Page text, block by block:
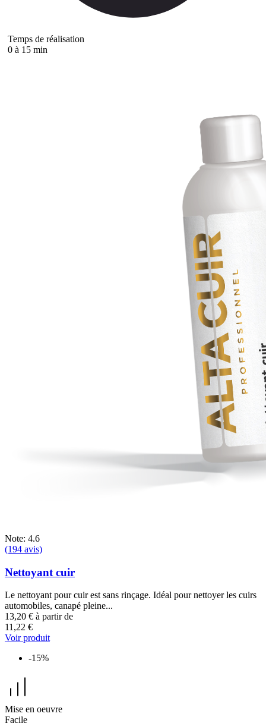
Temps de réalisation
0 à 15 min
Note: 4.6
(194 avis)
Nettoyant cuir
Le nettoyant pour cuir est sans rinçage. Idéal pour nettoyer les cuirs
automobiles, canapé pleine...
13,20 € à partir de
11,22 €
Voir produit
-15%
Mise en oeuvre
Facile